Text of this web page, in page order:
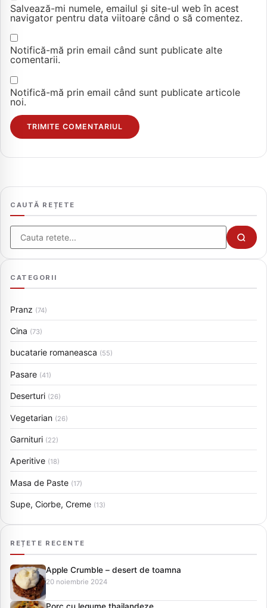
Salvează-mi numele, emailul și site-ul web în acest
navigator pentru data viitoare când o să comentez.
Notifică-mă prin email când sunt publicate alte
comentarii.
Notifică-mă prin email când sunt publicate articole
noi.
CAUTĂ REȚETE
Cauta
CATEGORII
Pranz (74)
Cina (73)
bucatarie romaneasca (55)
Pasare (41)
Deserturi (26)
Vegetarian (26)
Garnituri (22)
Aperitive (18)
Masa de Paste (17)
Supe, Ciorbe, Creme (13)
REȚETE RECENTE
Apple Crumble – desert de toamna
20 noiembrie 2024
Porc cu legume thailandeze